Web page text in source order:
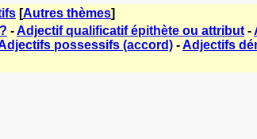
[Autres thèmes]
-Adjectif qualificatif épithète ou attribut -
possessifs (accord) -Adjectifs